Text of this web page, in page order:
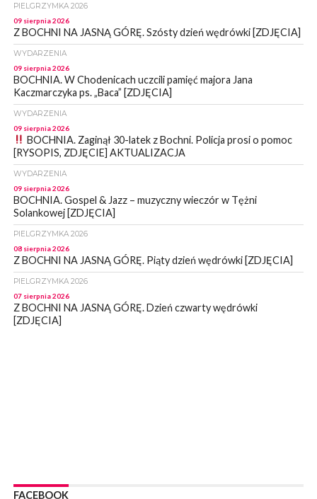
PIELGRZYMKA 2026
09 sierpnia 2026
Z BOCHNI NA JASNĄ GÓRĘ. Szósty dzień wędrówki [ZDJĘCIA]
WYDARZENIA
09 sierpnia 2026
BOCHNIA. W Chodenicach uczcili pamięć majora Jana
Kaczmarczyka ps. „Baca” [ZDJĘCIA]
WYDARZENIA
09 sierpnia 2026
BOCHNIA. Zaginął 30-latek z Bochni. Policja prosi o pomoc
[RYSOPIS, ZDJĘCIE] AKTUALIZACJA
WYDARZENIA
09 sierpnia 2026
BOCHNIA. Gospel & Jazz – muzyczny wieczór w Tężni
Solankowej [ZDJĘCIA]
PIELGRZYMKA 2026
08 sierpnia 2026
Z BOCHNI NA JASNĄ GÓRĘ. Piąty dzień wędrówki [ZDJĘCIA]
PIELGRZYMKA 2026
07 sierpnia 2026
Z BOCHNI NA JASNĄ GÓRĘ. Dzień czwarty wędrówki
[ZDJĘCIA]
NOWY WIŚNICZ. Od poniedziałku ulica Lipnicka w Nowym
FACEBOOK